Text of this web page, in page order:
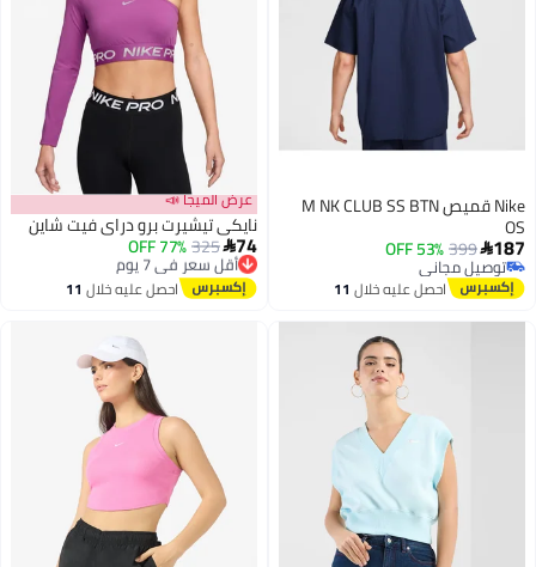
Nike قميص M NK CLUB SS BTN
53% OFF
مجاني
مجاني
احصل عليه خلال11
اغسطس
عرض الميجا 📣
نايكي تيشيرت برو دراي فيت شاين
325
77% OFF
أقل سعر في 7 يوم
توصيل مجاني
أقل سعر في 7 يوماحصل عليه خلال11
اغسطس